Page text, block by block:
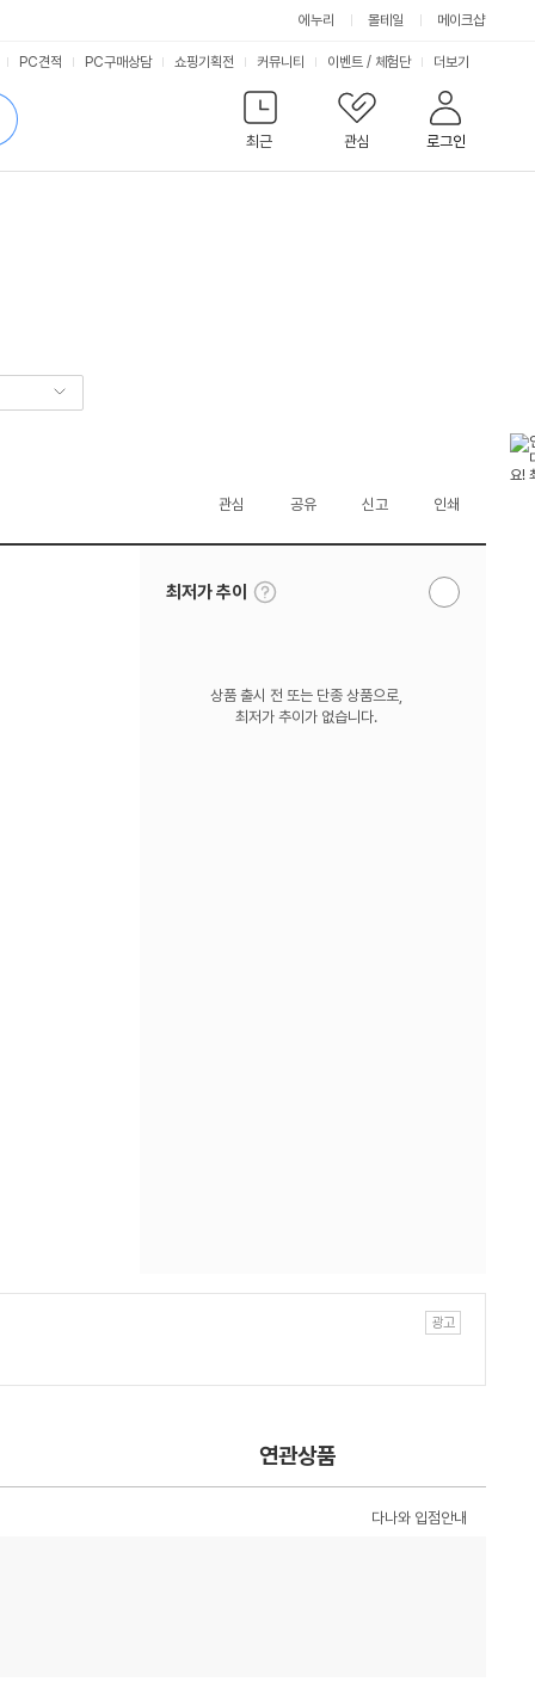
에누리 몰테일 메이크샵
최근
관심 로그인
PC견적 PC구매상담 쇼핑기획전 커뮤니티 이벤트 / 체험단 서
비
스
더보기
관심 공유 신고 인쇄
최저가 추이
툴
팁
알
상품 출시 전 또는 단종 상품으로,
최저가 추이가 없습니다.
연관상품
다나와 입점안내